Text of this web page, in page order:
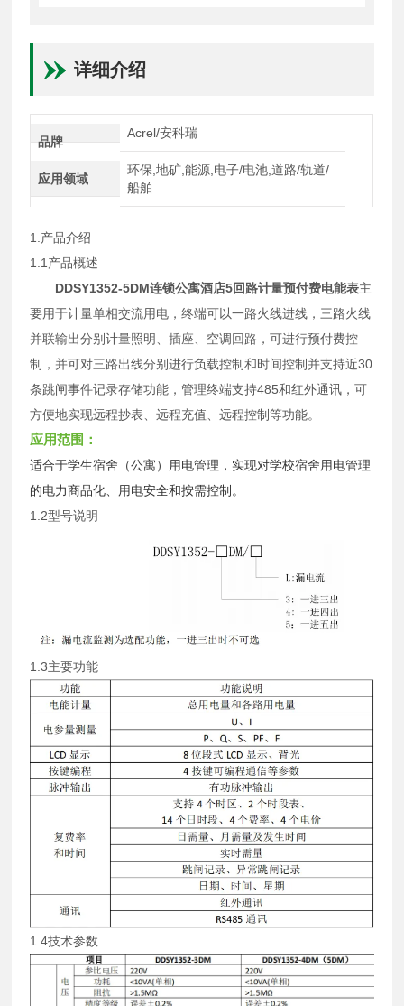
详细介绍
品牌
Acrel/安科瑞
应用领域
环保,地矿,能源,电子/电池,道路/轨道/
船舶
1. 产品介绍
1.1产品概述
DDSY1352-5DM连锁公寓酒店5回路计量预付费电能表主
要用于计量单相交流用电，终端可以一路火线进线，三路火线
并联输出分别计量照明、插座、空调回路，可进行预付费控
制，并可对三路出线分别进行负载控制和时间控制并支持近30
条跳闸事件记录存储功能，管理终端支持485和红外通讯，可
方便地实现远程抄表、远程充值、远程控制等功能。
应用范围：
适合于学生宿舍（公寓）用电管理，实现对学校宿舍用电管理
的电力商品化、用电安全和按需控制。
1.2型号说明
1.3主要功能
1.4技术参数